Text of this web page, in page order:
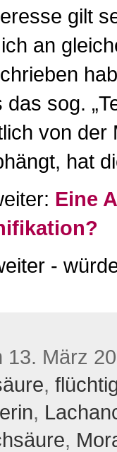
gilt
an
sog.
von der
hat
Eine
-
13. März
,
,
,